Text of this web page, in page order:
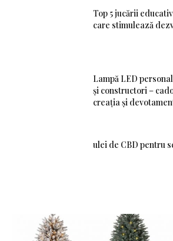
Top 5 jucării
care stimulează
Lampă LED
și constructori –
creația și
ulei de CBD pentru